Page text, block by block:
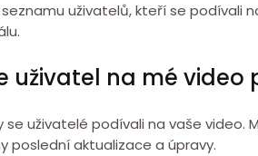
uživatelů, kteří se
uživatel na mé video
uživatelé podívali na vaše
poslední aktualizace a úpravy.